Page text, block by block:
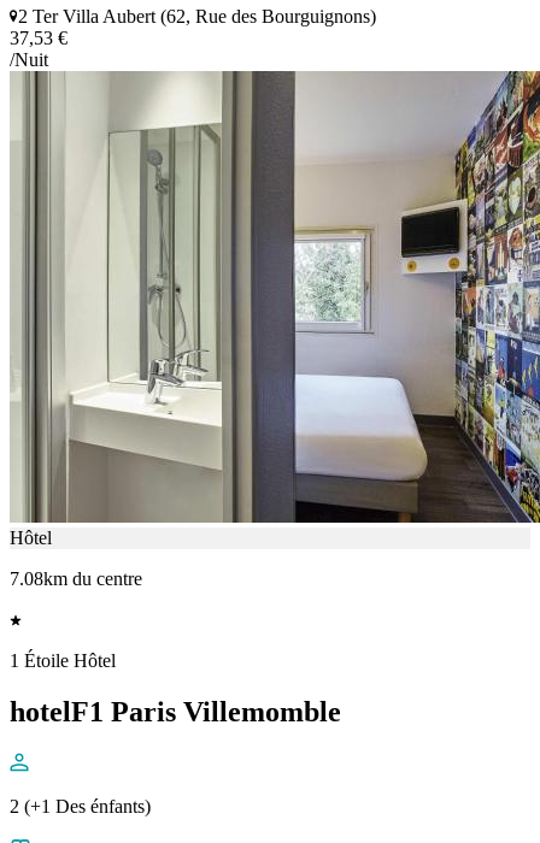
2 Ter Villa Aubert (62, Rue des Bourguignons)
37,53 €
/Nuit
Hôtel
7.08km du centre
1 Étoile Hôtel
hotelF1 Paris Villemomble
2 (+1 Des énfants)